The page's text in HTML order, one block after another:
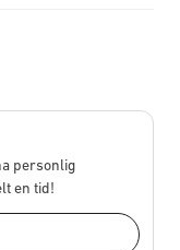
personlig
en tid!